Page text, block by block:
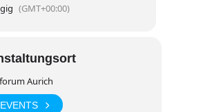
(GMT+00:00)
Aurich